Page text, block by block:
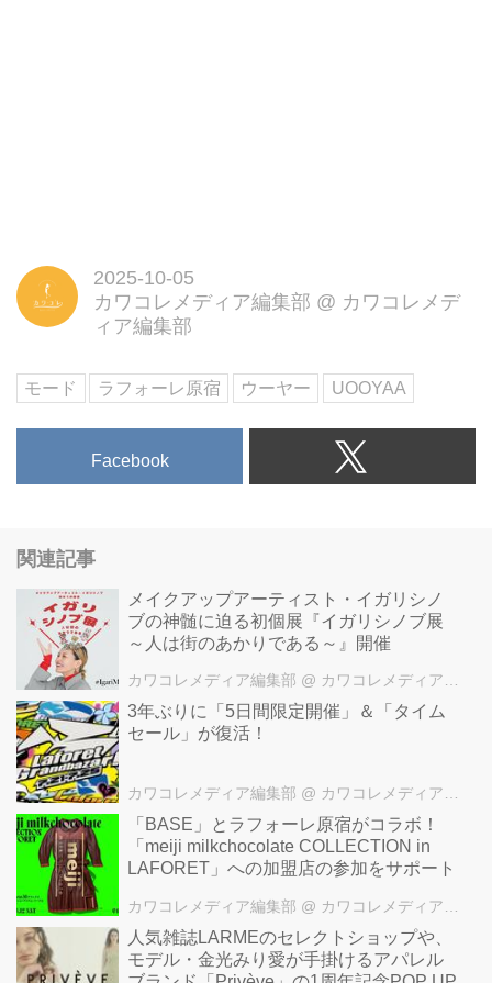
2025-10-05
カワコレメディア編集部 @ カワコレメデ
ィア編集部
モード ラフォーレ原宿 ウーヤー UOOYAA
Facebook
関連記事
メイクアップアーティスト・イガリシノ
ブの神髄に迫る初個展『イガリシノブ展
～人は街のあかりである～』開催
カワコレメディア編集部 @ カワコレメディア編集部
3年ぶりに「5日間限定開催」＆「タイム
セール」が復活！
カワコレメディア編集部 @ カワコレメディア編集部
「BASE」とラフォーレ原宿がコラボ！
「meiji milkchocolate COLLECTION in
LAFORET」への加盟店の参加をサポート
カワコレメディア編集部 @ カワコレメディア編集部
人気雑誌LARMEのセレクトショップや、
モデル・金光みり愛が手掛けるアパレル